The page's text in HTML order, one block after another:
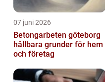
07 juni 2026
Betongarbeten göteborg
hållbara grunder för hem
och företag